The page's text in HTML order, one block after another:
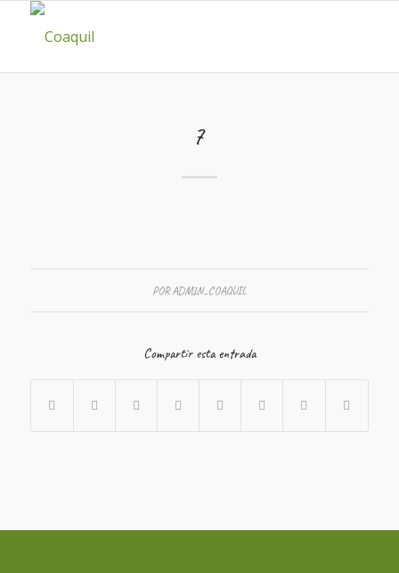
7
PORADMIN_COAQUIL
Compartir esta entrada